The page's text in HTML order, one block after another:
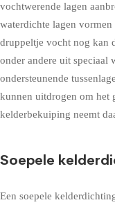
vochtwerende lagen
waterdichte lagen vormen
druppeltje vocht nog kan
onder andere uit speciaal
ondersteunende
kunnen uitdrogen om het
kelderbekuiping neemt
Soepele
Een soepele